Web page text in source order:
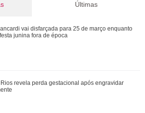
xérox! Confira mães e filhas famosas que são
revela perda gestacional após engravidar
Últimas
vai disfarçada para 25 de março enquanto
junina fora de época
revela perda gestacional após engravidar